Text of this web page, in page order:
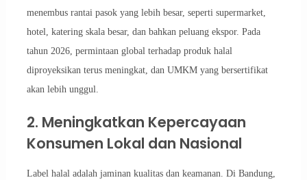
menembus rantai pasok yang lebih besar, seperti supermarket,
hotel, katering skala besar, dan bahkan peluang ekspor. Pada
tahun 2026, permintaan global terhadap produk halal
diproyeksikan terus meningkat, dan UMKM yang bersertifikat
akan lebih unggul.
2. Meningkatkan Kepercayaan
Konsumen Lokal dan Nasional
Label halal adalah jaminan kualitas dan keamanan. Di Bandung,